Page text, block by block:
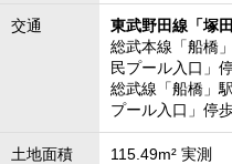
交通
東武野田線「塚
総武本線「船橋
民プール入口」
総武線「船橋」
プール入口」停
土地面積 115.49m² 実測